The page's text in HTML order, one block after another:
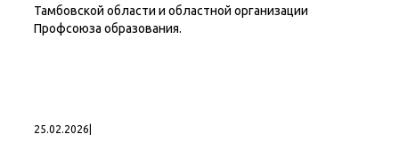
Тамбовской области и областной организации
Профсоюза образования.
25.02.2026